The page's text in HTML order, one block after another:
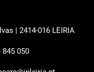
| 2414-016 LEIRIA
845 050